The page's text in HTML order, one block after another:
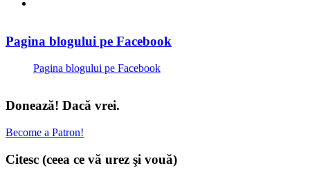
Pagina blogului pe Facebook
Pagina blogului pe Facebook
Donează! Dacă vrei.
Become a Patron!
Citesc (ceea ce vă urez şi vouă)